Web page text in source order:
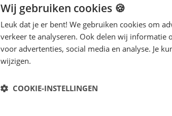
Wij gebruiken cookies 🍪
Leuk dat je er bent! We gebruiken cookies om
verkeer te analyseren. Ook delen wij informatie
voor advertenties, social media en analyse. Je
wijzigen.
COOKIE-INSTELLINGEN